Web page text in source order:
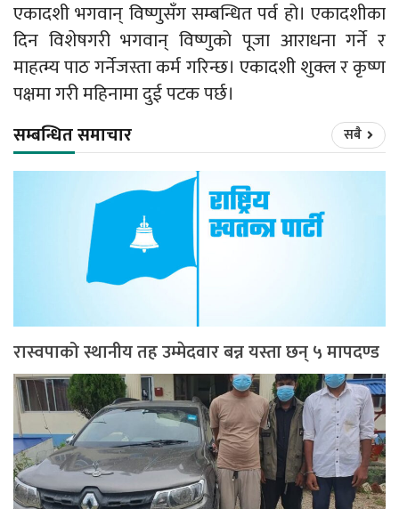
एकादशी भगवान् विष्णुसँग सम्बन्धित पर्व हो। एकादशीका
दिन विशेषगरी भगवान् विष्णुको पूजा आराधना गर्ने र
माहत्म्य पाठ गर्नेजस्ता कर्म गरिन्छ। एकादशी शुक्ल र कृष्ण
पक्षमा गरी महिनामा दुई पटक पर्छ।
सम्बन्धित समाचार सबै
रास्वपाको स्थानीय तह उम्मेदवार बन्न यस्ता छन् ५ मापदण्ड